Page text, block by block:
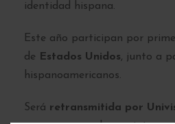
identidad hispana.
Este año participan por
de
Estados Unidos, junto a
hispanoamericanos.
Será retransmitida por